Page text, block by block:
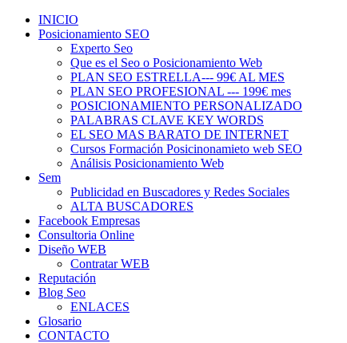
INICIO
Posicionamiento SEO
Experto Seo
Que es el Seo o Posicionamiento Web
PLAN SEO ESTRELLA--- 99€ AL MES
PLAN SEO PROFESIONAL --- 199€ mes
POSICIONAMIENTO PERSONALIZADO
PALABRAS CLAVE KEY WORDS
EL SEO MAS BARATO DE INTERNET
Cursos Formación Posicinonamieto web SEO
Análisis Posicionamiento Web
Sem
Publicidad en Buscadores y Redes Sociales
ALTA BUSCADORES
Facebook Empresas
Consultoria Online
Diseño WEB
Contratar WEB
Reputación
Blog Seo
ENLACES
Glosario
CONTACTO